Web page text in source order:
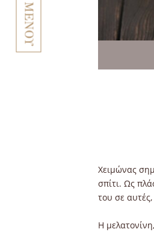
ΜΕΝΟΥ
Χειμώνας
σπίτι. Ως
του σε
Η